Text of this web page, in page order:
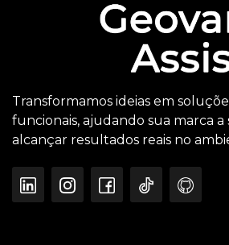
Transformamos ideias em
funcionais, ajudando sua marca a
alcançar resultados reais no